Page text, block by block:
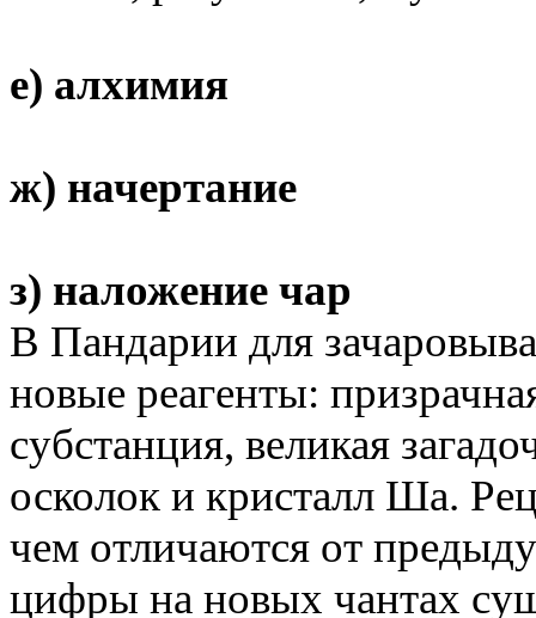
е) алхимия
ж) начертание
з) наложение чар
В Пандарии для
новые реагенты:
субстанция, великая
осколок и кристалл Ша.
чем отличаются от
цифры на новых чантах